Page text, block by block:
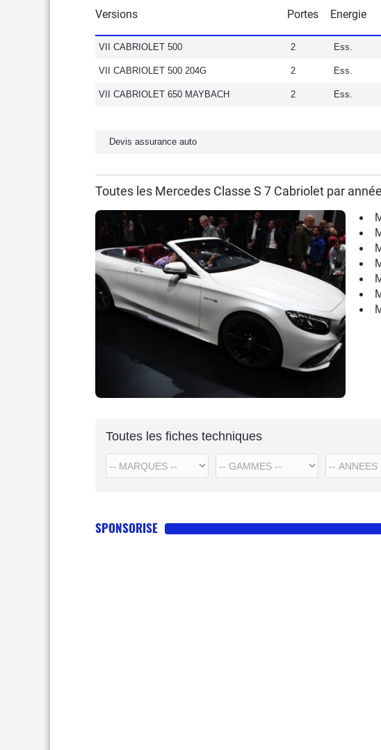
Versions Portes Energie
VII CABRIOLET 500 2 Ess.
VII CABRIOLET 500 204G 2 Ess.
VII CABRIOLET 650 MAYBACH 2 Ess.
Devis assurance auto
Toutes les Mercedes Classe S 7 Cabriolet par
Toutes les fiches techniques
SPONSORISE